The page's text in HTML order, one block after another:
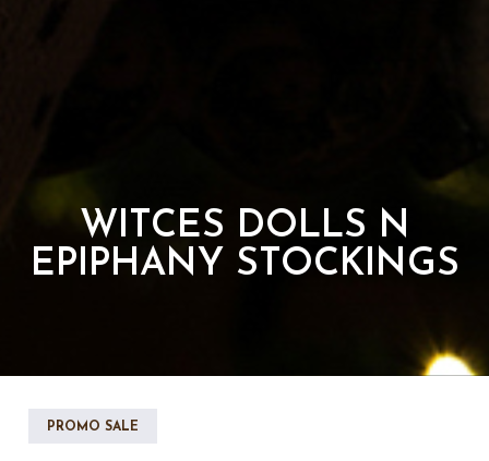
WITCES DOLLS N
EPIPHANY STOCKINGS
PROMO SALE